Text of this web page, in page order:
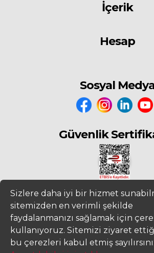
İçerik
Hesap
Sosyal
Güvenlik
2022 www.fiyatdeposu.com
Altera Bilgi
Hakkı Saklıdır.
Gizlilik ve KVKK Aydınlatma Metni
Sizlere daha iyi bir hizmet
sitemizden en verimli şekilde
faydalanmanızı sağlamak için
kullanıyoruz. Sitemizi ziyaret
bu çerezleri kabul etmiş